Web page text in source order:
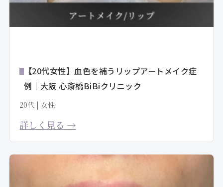
【20代女性】血色を補うリップアートメイク症
例｜大阪 心斎橋BiBiクリニック
20代 | 女性
詳しく見る →